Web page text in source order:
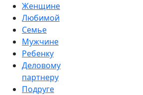
Женщине
Любимой
Семье
Мужчине
Ребенку
Деловому
партнеру
Подруге